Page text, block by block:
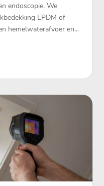
endoscopie.​ We
EPDM of
hemelwaterafvoer en...